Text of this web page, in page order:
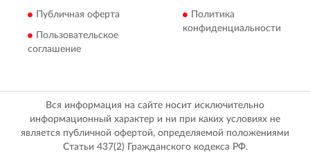
Публичная оферта
Пользовательское
соглашение
Политика
конфиденциальности
Вся информация на сайте носит исключительно
информационный характер и ни при каких условиях не
является публичной офертой, определяемой положениями
Статьи 437(2) Гражданского кодекса РФ.